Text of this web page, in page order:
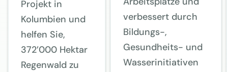
Projekt in
Kolumbien und
helfen Sie,
372’000 Hektar
Regenwald zu
verbessert durch
Bildungs-,
Gesundheits- und
Wasserinitiativen